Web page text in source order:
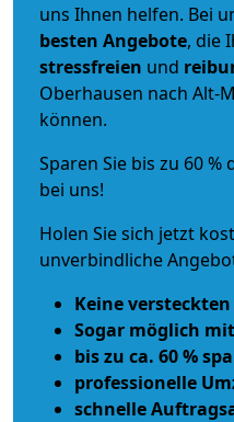
uns Ihnen helfen. Bei
besten Angebote, die
stressfreien und
Oberhausen nach Alt-
können.
Sparen Sie bis zu 60
bei uns!
Holen Sie sich jetzt
unverbindliche
Keine
Sogar möglich
bis zu ca. 60 %
professionelle
schnelle